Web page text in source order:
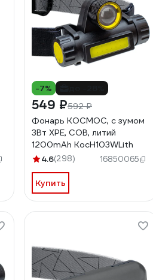
-7%
549 ₽592 ₽
Фонарь КОСМОС, с зумом
3Вт ХРЕ, СОВ, литий
1200mAh KocH103WLith
4.6(298) 16850065
Купить